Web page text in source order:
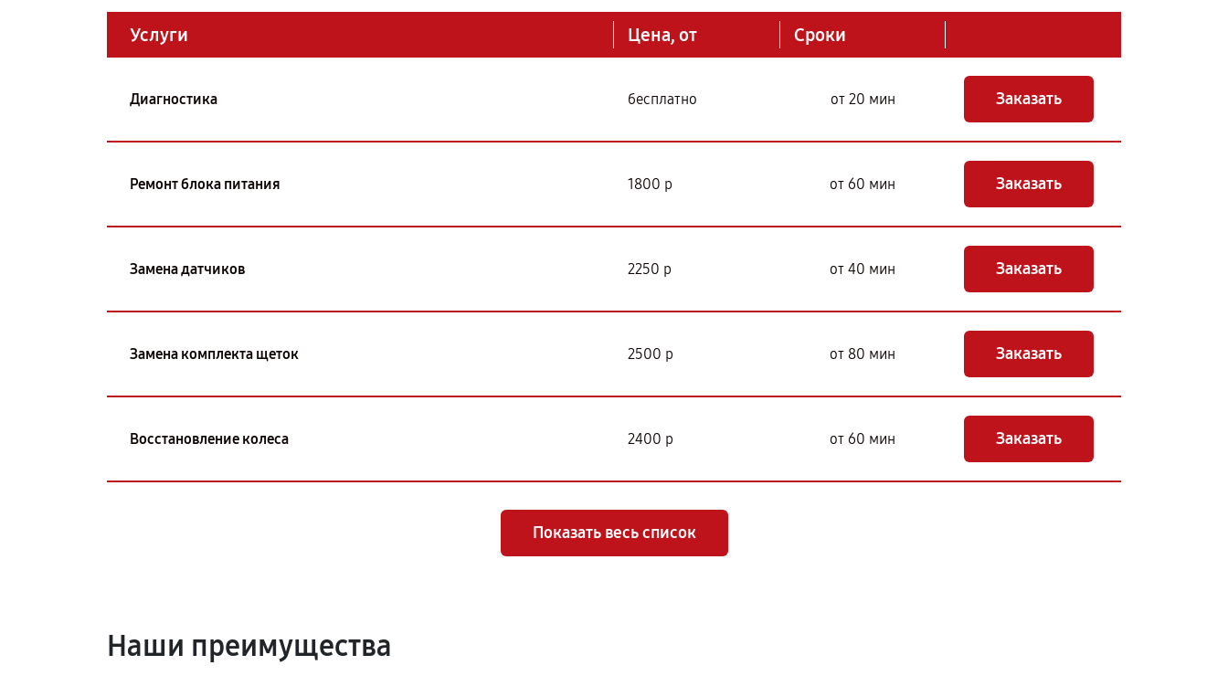
Услуги Цена, от Сроки
Диагностика бесплатно от 20 мин Заказать
Ремонт блока питания 1800 р от 60 мин Заказать
Замена датчиков 2250 р от 40 мин Заказать
Замена комплекта щеток 2500 р от 80 мин Заказать
Восстановление колеса 2400 р от 60 мин Заказать
Показать весь список
Наши преимущества